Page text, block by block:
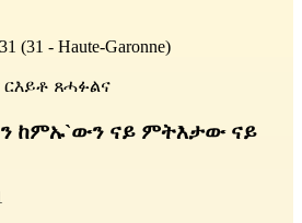
- Haute-Garonne)
ጸሓፉልና
ከምኡ`ውን ናይ ምትእታው ናይ